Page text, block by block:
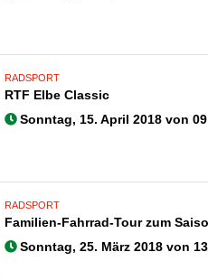
RADSPORT
RTF Elbe Classic
Sonntag, 15. April 2018 von
RADSPORT
Familien-Fahrrad-Tour zum
Sonntag, 25. März 2018 von